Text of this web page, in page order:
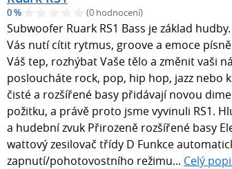
0 % (0 hodnocení)
Subwoofer Ruark RS1 Bass je základ
Vás nutí cítit rytmus, groove a emoce
Váš tep, rozhýbat Vaše tělo a změnit vaši
posloucháte rock, pop, hip hop, jazz nebo
čisté a rozšířené basy přidávají novou
požitku, a právě proto jsme vyvinuli RS1.
a hudební zvuk Přirozeně rozšířené basy
wattový zesilovač třídy D Funkce
zapnutí/pohotovostního režimu... Celý